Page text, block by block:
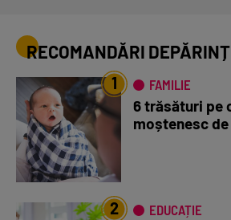
RECOMANDĂRI
1 FAMILIE
6 trăsături pe
moștenesc
2 EDUCAȚIE